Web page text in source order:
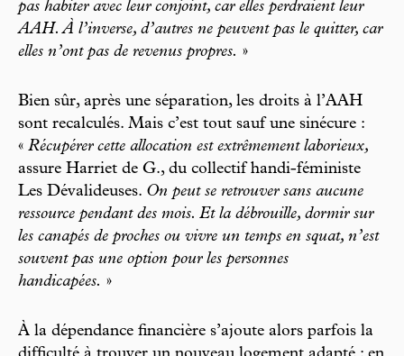
pas habiter avec leur conjoint, car elles perdraient leur
AAH. À l’inverse, d’autres ne peuvent pas le quitter, car
elles n’ont pas de revenus propres. »
Bien sûr, après une séparation, les droits à l’AAH
sont recalculés. Mais c’est tout sauf une sinécure :
« Récupérer cette allocation est extrêmement laborieux,
assure Harriet de G., du collectif handi-féministe
Les Dévalideuses. On peut se retrouver sans aucune
ressource pendant des mois. Et la débrouille, dormir sur
les canapés de proches ou vivre un temps en squat, n’est
souvent pas une option pour les personnes
handicapées. »
À la dépendance financière s’ajoute alors parfois la